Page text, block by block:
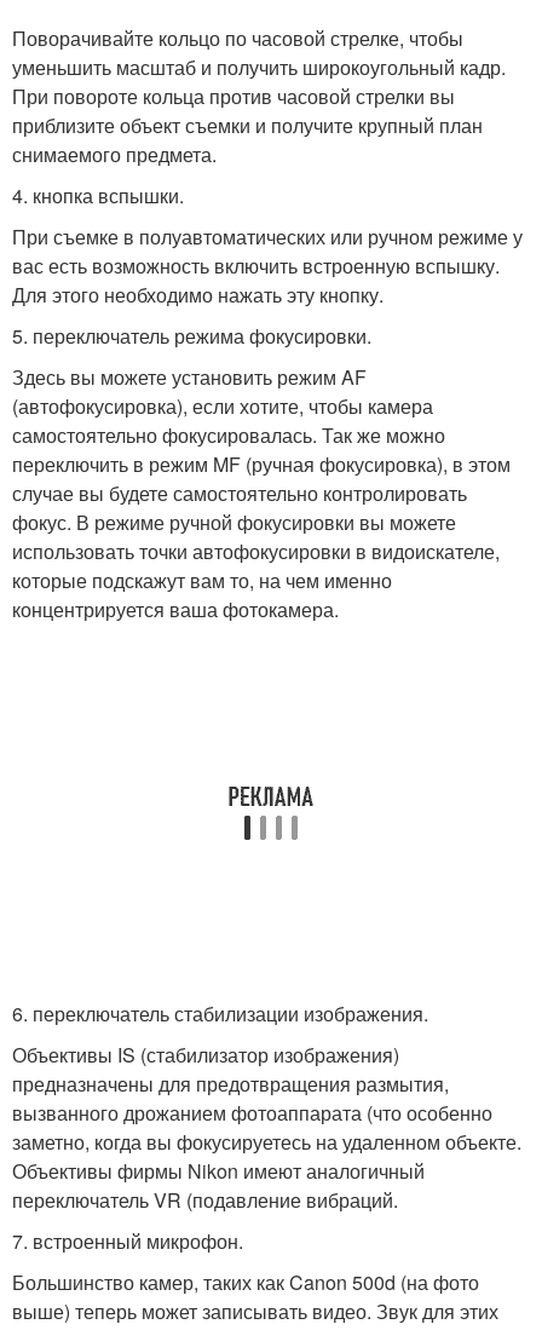
Поворачивайте кольцо по часовой стрелке, чтобы
уменьшить масштаб и получить широкоугольный кадр.
При повороте кольца против часовой стрелки вы
приблизите объект съемки и получите крупный план
снимаемого предмета.
4. кнопка вспышки.
При съемке в полуавтоматических или ручном режиме у
вас есть возможность включить встроенную вспышку.
Для этого необходимо нажать эту кнопку.
5. переключатель режима фокусировки.
Здесь вы можете установить режим AF
(автофокусировка), если хотите, чтобы камера
самостоятельно фокусировалась. Так же можно
переключить в режим MF (ручная фокусировка), в этом
случае вы будете самостоятельно контролировать
фокус. В режиме ручной фокусировки вы можете
использовать точки автофокусировки в видоискателе,
которые подскажут вам то, на чем именно
концентрируется ваша фотокамера.
6. переключатель стабилизации изображения.
Объективы IS (стабилизатор изображения)
предназначены для предотвращения размытия,
вызванного дрожанием фотоаппарата (что особенно
заметно, когда вы фокусируетесь на удаленном объекте.
Объективы фирмы Nikon имеют аналогичный
переключатель VR (подавление вибраций.
7. встроенный микрофон.
Большинство камер, таких как Canon 500d (на фото
выше) теперь может записывать видео. Звук для этих